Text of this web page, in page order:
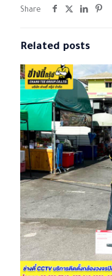
Share
Related posts